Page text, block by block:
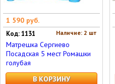
1 590 руб.
Наличие: 2 шт
Код: 1131
Матрешка Сергиево
Посадская 5 мест Ромашки
голубая
В КОРЗИНУ